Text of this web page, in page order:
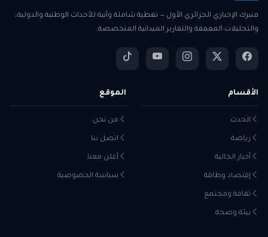
منبرك الإخباري الجزائري الأول — تغطية شاملة وآنية للأحداث الوطنية والدولية،
والتحليلات المعمقة والتقارير الميدانية المتخصصة.
الأقسام
الحدث
رياضة
أخبار الجالية
إقتصاد وطاقة
ثقافة ومجتمع
بيئة وصحة
الموقع
من نحن
اتصل بنا
أعلن معنا
سياسة الخصوصية